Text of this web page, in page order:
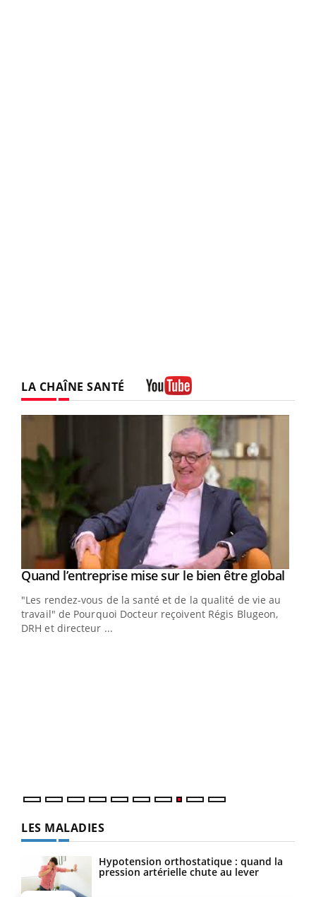
LA CHAÎNE SANTÉ
Youtube
Quand l’entreprise mise sur le bien être global
"Les rendez-vous de la santé et de la qualité de vie au
travail" de Pourquoi Docteur reçoivent Régis Blugeon,
DRH et directeur ...
LES MALADIES
Hypotension orthostatique : quand la
pression artérielle chute au lever